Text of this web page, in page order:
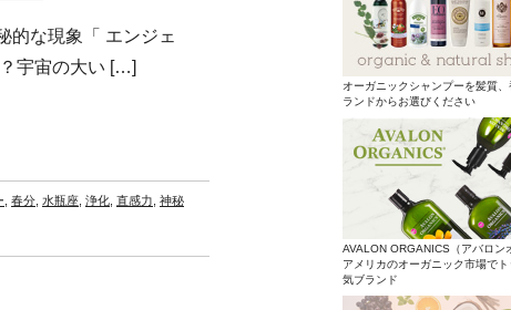
的な現象「 エンジェ
宇宙の大い […]
春分 水瓶座 浄化 直感力 神秘
オーガニックシャンプーを髪質
ランドからお選びください
AVALON ORGANICS（アバロン
アメリカのオーガニック市場でト
気ブランド